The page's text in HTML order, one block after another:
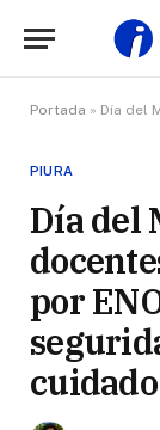
Portada » Día del Maestro:
PIURA
Día del
por